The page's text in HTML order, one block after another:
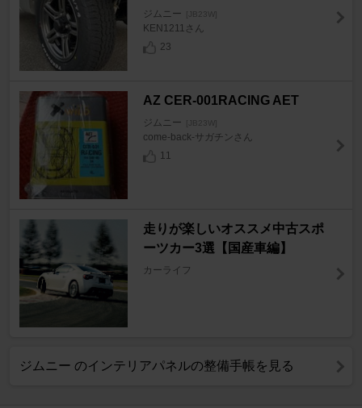
ジムニー [JB23W]
KEN1211さん
23
AZ CER-001RACING AET
ジムニー [JB23W]
come-back-サガチンさん
11
走りが楽しいオススメ中古スポ
ーツカー3選【国産車編】
カーライフ
ジムニー のインテリアパネルの整備手帳を見る